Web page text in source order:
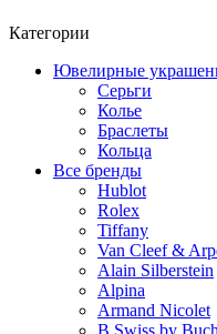
Категории
Ювелирные
Серьги
Колье
Браслеты
Кольца
Все бренды
Hublot
Rolex
Tiffany
Van Cleef &
Alain Silberstein
Alpina
Armand Nicolet
B Swiss by